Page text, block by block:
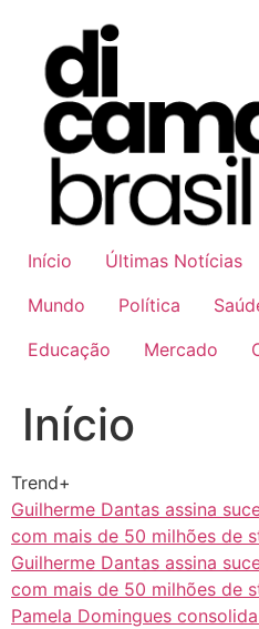
conteúdo
Início Últimas Notícias
Mundo
Política
Educação
Mercado
Início
Trend+
Guilherme Dantas assina
com mais de 50 milhões de
Guilherme Dantas assina
com mais de 50 milhões de
Pamela Domingues